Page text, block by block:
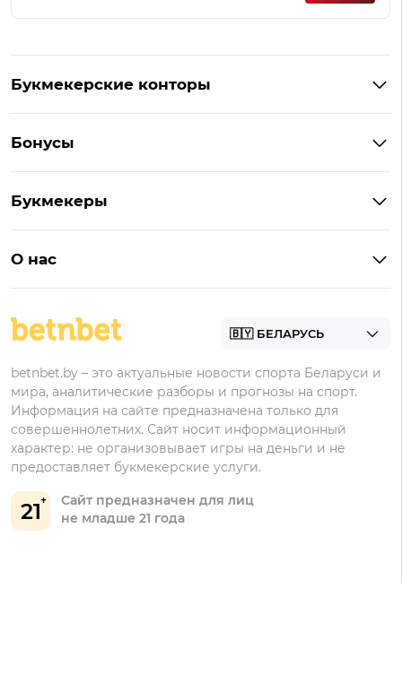
Букмекерские конторы
Букмекеры на Андроид
БК для ставок на киберспорт
Бонусы
Бонус на депозит
Бонусы Бетера
Бонусы Винлайн
Букмекеры
Марафонбет
О нас
21
Сайт предназначен для лиц
не младше 21 года
betnbet.by – это актуальные новости спорта Беларуси и
мира, аналитические разборы и прогнозы на спорт.
Информация на сайте предназначена только для
совершеннолетних. Сайт носит информационный
характер: не организовывает игры на деньги и не
предоставляет букмекерские услуги.